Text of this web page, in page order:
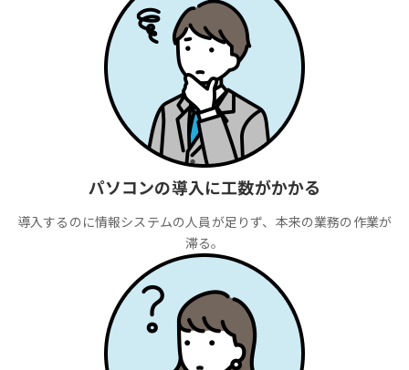
パソコンの導入に工数がかかる
導入するのに情報システムの人員が足りず、本来の業務の作業が
滞る。